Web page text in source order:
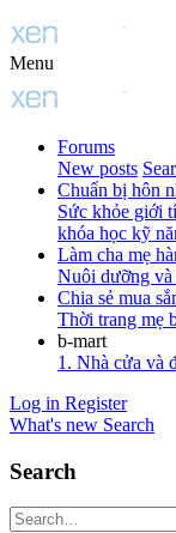
Menu
Forums
New posts
Chuẩn bị hôn
Sức khỏe giới
khóa học kỹ
Làm cha mẹ
Nuôi dưỡng và
Chia sẻ mua
Thời trang mẹ
b-mart
1. Nhà cửa và
Log in Register
What's new Search
Search